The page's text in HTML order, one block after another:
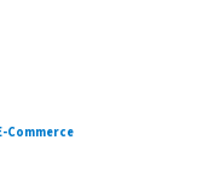
Commerce